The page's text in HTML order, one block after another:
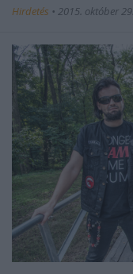
Hirdetés • 2015. október 29.